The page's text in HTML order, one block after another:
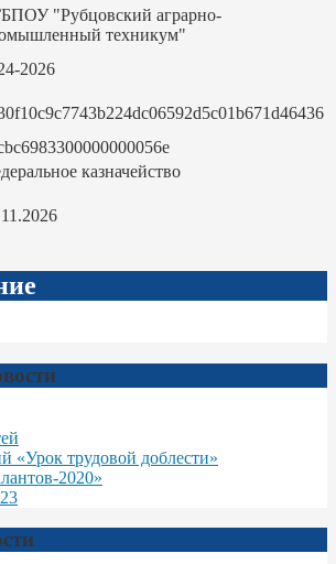
"Рубцовский аграрно-
техникум"
2026
казначейство
«Урок трудовой доблести»
2020»